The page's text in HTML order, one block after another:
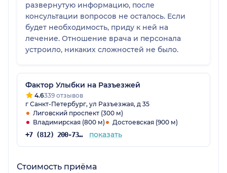
развернутую информацию, после
консультации вопросов не осталось. Если
будет необходимость, приду к ней на
лечение. Отношение врача и персонала
устроило, никаких сложностей не было.
Фактор Улыбки на Разъезжей
4.6339 отзывов
г Санкт-Петербург, ул Разъезжая, д 35
Лиговский проспект (300 м)
Владимирская (800 м)
Достоевская (900 м)
+7 (812) 200-73-56 показать
Стоимость приёма